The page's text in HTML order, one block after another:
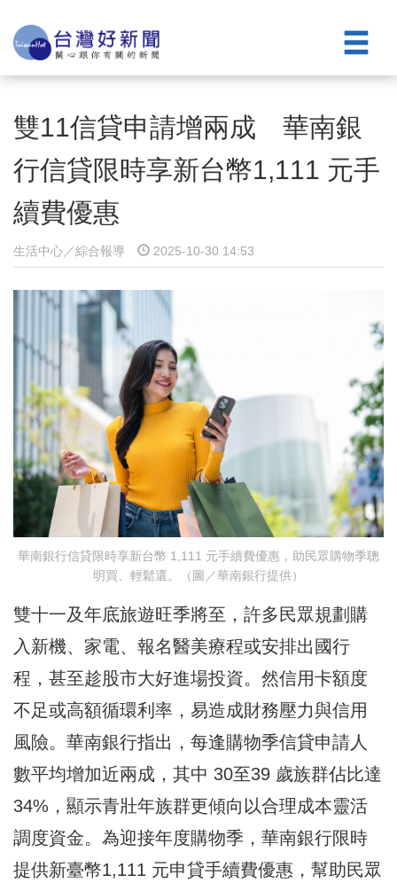
雙11信貸申請增兩成 華南銀
行信貸限時享新台幣1,111 元手
續費優惠
生活中心／綜合報導 2025-10-30 14:53
華南銀行信貸限時享新台幣 1,111 元手續費優惠，助民眾購物季聰
明買、輕鬆還。（圖／華南銀行提供）
雙十一及年底旅遊旺季將至，許多民眾規劃購
入新機、家電、報名醫美療程或安排出國行
程，甚至趁股市大好進場投資。然信用卡額度
不足或高額循環利率，易造成財務壓力與信用
風險。華南銀行指出，每逢購物季信貸申請人
數平均增加近兩成，其中 30至39 歲族群佔比達
34%，顯示青壯年族群更傾向以合理成本靈活
調度資金。為迎接年度購物季，華南銀行限時
提供新臺幣1,111 元申貸手續費優惠，幫助民眾